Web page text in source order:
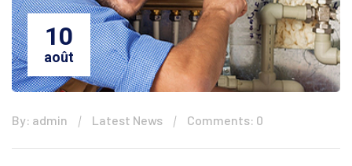
10
août
By: admin Latest News Comments: 0